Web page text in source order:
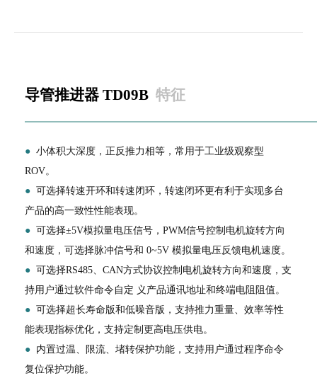
导管推进器 TD09B 特征
● 小体积大深度，正反推力相等，常用于工业级观察型
ROV。
● 可选择转速开环和转速闭环，转速闭环更有利于实现多台
产品的高一致性性能表现。
● 可选择±5V模拟量电压信号，PWM信号控制电机旋转方向
和速度，可选择脉冲信号和 0~5V 模拟量电压反馈电机速度。
● 可选择RS485、CAN方式协议控制电机旋转方向和速度，支
持用户通过软件命令自定 义产品通讯地址和终端电阻阻值。
● 可选择超长寿命版和低噪音版，支持推力重量、效率等性
能表现指标优化，支持定制更高电压供电。
● 内置过温、限流、堵转保护功能，支持用户通过程序命令
复位保护功能。